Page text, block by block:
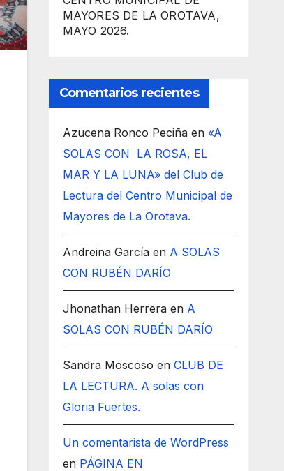
MAYORES DE LA OROTAVA,
MAYO 2026.
Comentarios recientes
Azucena Ronco Peciñaen «A
SOLAS CON LA ROSA, EL
MAR Y LA LUNA» del Club de
Lectura del Centro Municipal de
Mayores de La Orotava.
Andreina Garcíaen A SOLAS
CON RUBÉN DARÍO
Jhonathan Herreraen A
SOLAS CON RUBÉN DARÍO
Sandra Moscoso en CLUB DE
LA LECTURA. A solas con
Gloria Fuertes.
Un comentarista de WordPress
en PÁGINA EN